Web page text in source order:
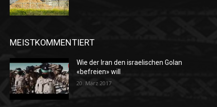
MEISTKOMMENTIERT
Wie der Iran den israelischen Golan
«befreien» will
20. März 2017